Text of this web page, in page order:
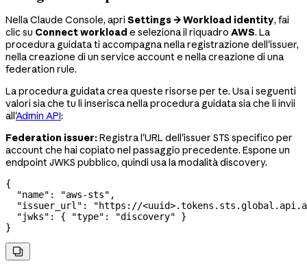
Nella Claude Console, apri Settings → Workload identity, fai
clic su Connect workload e seleziona il riquadro AWS. La
procedura guidata ti accompagna nella registrazione dell'issuer,
nella creazione di un service account e nella creazione di una
federation rule.
La procedura guidata crea queste risorse per te. Usa i seguenti
valori sia che tu li inserisca nella procedura guidata sia che li invii
all'Admin API:
Federation issuer:Registra l'URL dell'issuer STS specifico per
account che hai copiato nel passaggio precedente. Espone un
endpoint JWKS pubblico, quindi usa la modalità discovery.
{
  "name"
: "aws-sts" ,
  "issuer_url"
:
"https://
  "jwks"
: { "type" : "discovery" }
}
